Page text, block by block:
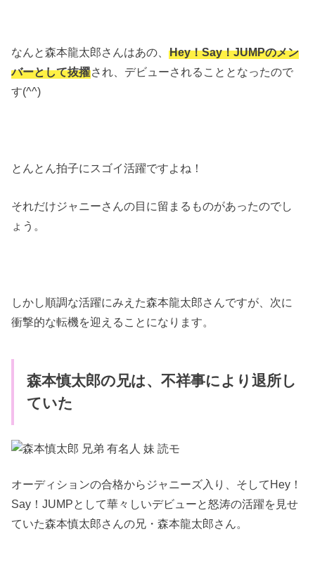
なんと森本龍太郎さんはあの、Hey！Say！JUMPのメン
バーとして抜擢され、デビューされることとなったので
す(^^)
とんとん拍子にスゴイ活躍ですよね！
それだけジャニーさんの目に留まるものがあったのでし
ょう。
しかし順調な活躍にみえた森本龍太郎さんですが、次に
衝撃的な転機を迎えることになります。
森本慎太郎の兄は、不祥事により退所し
ていた
オーディションの合格からジャニーズ入り、そしてHey！
Say！JUMPとして華々しいデビューと怒涛の活躍を見せ
ていた森本慎太郎さんの兄・森本龍太郎さん。